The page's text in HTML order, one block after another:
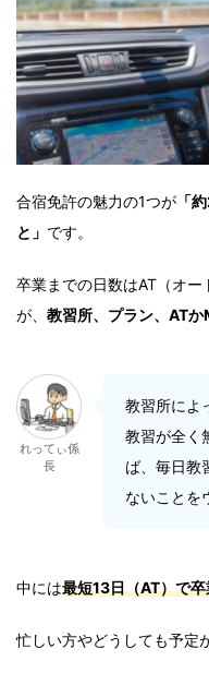
合宿免許の魅力の1つが 「
と」 です。
卒業までの日数はAT（オ
が、 教習所、プラン、ATか
れってぃ係
長
教習所によ
教習が全く
ば、毎日教
ないことを
中には最短13日（AT）で
忙しい方やどうしても予定